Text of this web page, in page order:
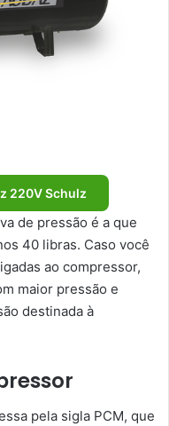
220V Schulz
de pressão é a que
40 libras. Caso você
ao compressor,
maior pressão e
destinada à
pela sigla PCM, que